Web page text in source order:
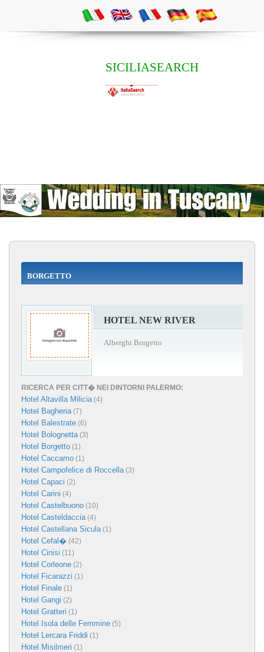
SICILIASEARCH
BORGETTO
HOTEL NEW RIVER
Alberghi Borgetto
RICERCA PER CITT� NEI DINTORNI PALERMO:
Hotel Altavilla Milicia(4)
Hotel Bagheria(7)
Hotel Balestrate (6)
Hotel Bolognetta(3)
Hotel Borgetto (1)
Hotel Caccamo (1)
Hotel Campofelice di Roccella(3)
Hotel Capaci (2)
Hotel Carini (4)
Hotel Castelbuono (10)
Hotel Casteldaccia(4)
Hotel Castellana Sicula(1)
Hotel Cefal� (42)
Hotel Cinisi (11)
Hotel Corleone (2)
Hotel Ficarazzi (1)
Hotel Finale (1)
Hotel Gangi (2)
Hotel Gratteri (1)
Hotel Isola delle Femmine (5)
Hotel Lercara Friddi (1)
Hotel Misilmeri (1)